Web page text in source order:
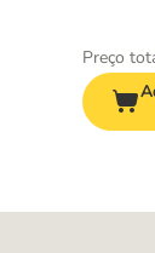
Preço